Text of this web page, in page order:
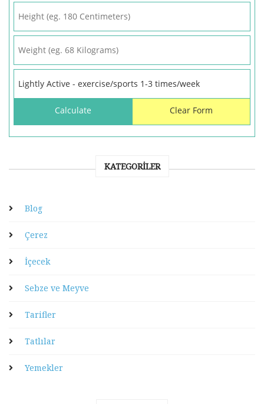
KATEGORILER
Blog
Çerez
İçecek
Sebze ve Meyve
Tarifler
Tatlılar
Yemekler